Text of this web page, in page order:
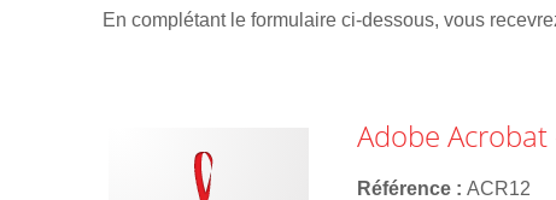
En complétant le formulaire ci-dessous, vous
Adobe
Référence ACR12